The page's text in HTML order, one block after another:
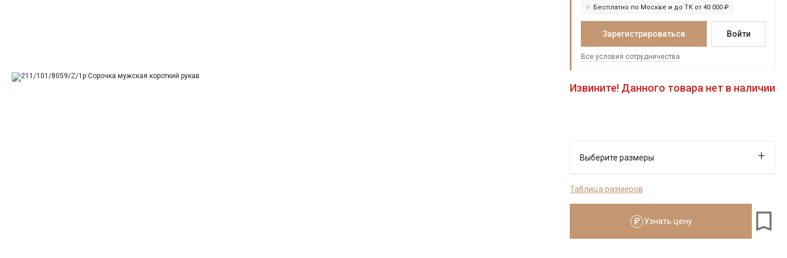
Бесплатно по Москве и до ТК от 40 000 ₽
Зарегистрироваться Войти
Все условия сотрудничества
Извините! Данного товара нет в наличии
Выберите размеры
Таблица размеров
Узнать цену